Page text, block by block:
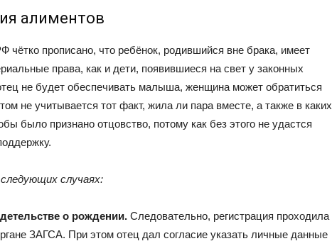
алиментов
чётко прописано, что ребёнок, родившийся вне брака, имеет
права, как и дети, появившиеся на свет у законных
не будет обеспечивать малыша, женщина может обратиться
не учитывается тот факт, жила ли пара вместе, а также в каких
было признано отцовство, потому как без этого не удастся
случаях:
о рождении. Следовательно, регистрация проходила
ЗАГСА. При этом отец дал согласие указать личные данные